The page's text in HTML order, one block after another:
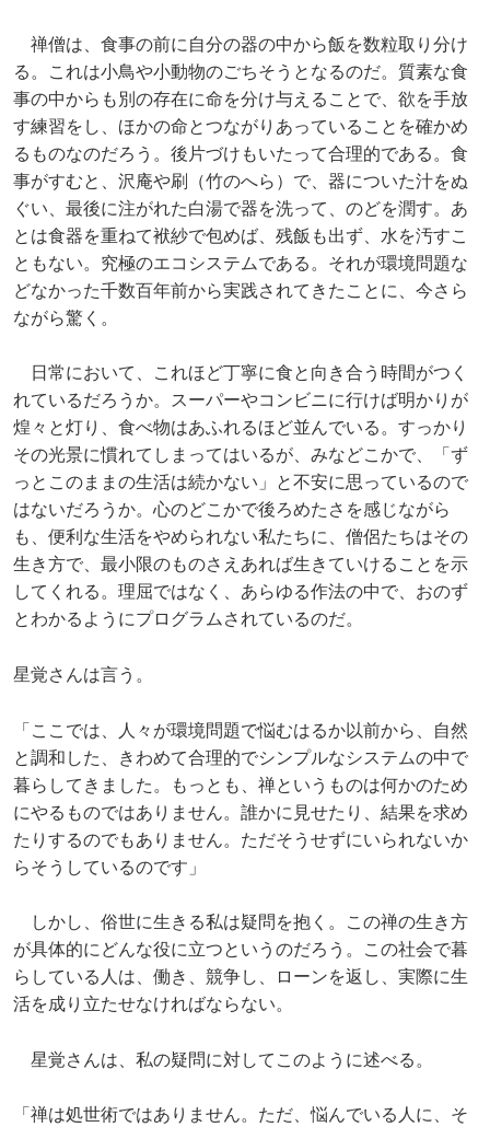
禅僧は、食事の前に自分の器の中から飯を数粒取り分け
る。これは小鳥や小動物のごちそうとなるのだ。質素な食
事の中からも別の存在に命を分け与えることで、欲を手放
す練習をし、ほかの命とつながりあっていることを確かめ
るものなのだろう。後片づけもいたって合理的である。食
事がすむと、沢庵や刷（竹のへら）で、器についた汁をぬ
ぐい、最後に注がれた白湯で器を洗って、のどを潤す。あ
とは食器を重ねて袱紗で包めば、残飯も出ず、水を汚すこ
ともない。究極のエコシステムである。それが環境問題な
どなかった千数百年前から実践されてきたことに、今さら
ながら驚く。
日常において、これほど丁寧に食と向き合う時間がつく
れているだろうか。スーパーやコンビニに行けば明かりが
煌々と灯り、食べ物はあふれるほど並んでいる。すっかり
その光景に慣れてしまってはいるが、みなどこかで、「ず
っとこのままの生活は続かない」と不安に思っているので
はないだろうか。心のどこかで後ろめたさを感じながら
も、便利な生活をやめられない私たちに、僧侶たちはその
生き方で、最小限のものさえあれば生きていけることを示
してくれる。理屈ではなく、あらゆる作法の中で、おのず
とわかるようにプログラムされているのだ。
星覚さんは言う。
「ここでは、人々が環境問題で悩むはるか以前から、自然
と調和した、きわめて合理的でシンプルなシステムの中で
暮らしてきました。もっとも、禅というものは何かのため
にやるものではありません。誰かに見せたり、結果を求め
たりするのでもありません。ただそうせずにいられないか
らそうしているのです」
しかし、俗世に生きる私は疑問を抱く。この禅の生き方
が具体的にどんな役に立つというのだろう。この社会で暮
らしている人は、働き、競争し、ローンを返し、実際に生
活を成り立たせなければならない。
星覚さんは、私の疑問に対してこのように述べる。
「禅は処世術ではありません。ただ、悩んでいる人に、そ